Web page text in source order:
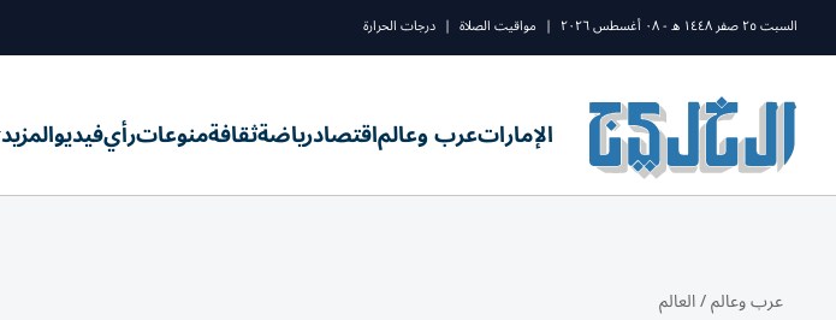
السبت ٢٥ صفر ١٤٤٨ ه - ٠٨ أغسطس ٢٠٢٦ | مواقيت الصلاة | درجات الحرارة
الإماراتعرب وعالماقتصادرياضةثقافةمنوعاترأيفيديوالمزيد
عرب وعالم/العالم